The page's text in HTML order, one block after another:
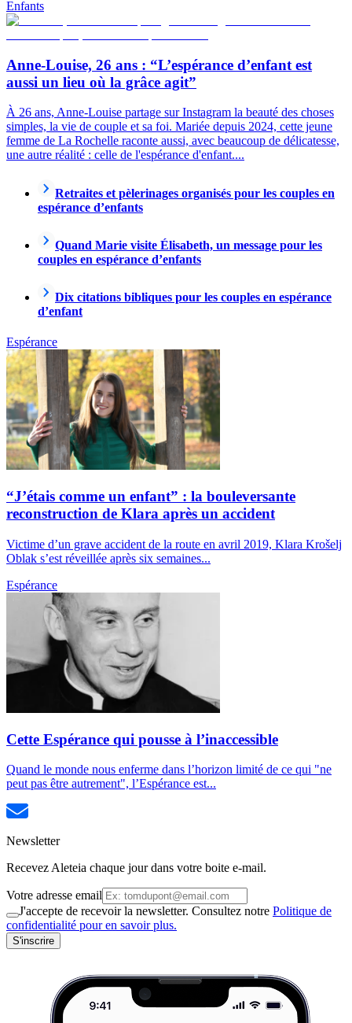
Enfants
Anne-Louise, 26 ans : “L’espérance d’enfant est
aussi un lieu où la grâce agit”
À 26 ans, Anne-Louise partage sur Instagram la beauté des choses
simples, la vie de couple et sa foi. Mariée depuis 2024, cette jeune
femme de La Rochelle raconte aussi, avec beaucoup de délicatesse,
une autre réalité : celle de l'espérance d'enfant....
Retraites et pèlerinages organisés pour les couples en
espérance d’enfants
Quand Marie visite Élisabeth, un message pour les
couples en espérance d’enfants
Dix citations bibliques pour les couples en espérance
d’enfant
Espérance
“J’étais comme un enfant” : la bouleversante
reconstruction de Klara après un accident
Victime d’un grave accident de la route en avril 2019, Klara Krošelj
Oblak s’est réveillée après six semaines...
Espérance
Cette Espérance qui pousse à l’inaccessible
Quand le monde nous enferme dans l’horizon limité de ce qui "ne
peut pas être autrement", l’Espérance est...
Newsletter
Recevez Aleteia chaque jour dans votre boite e-mail.
Votre adresse email
J'accepte de recevoir la newsletter. Consultez notre Politique de
confidentialité pour en savoir plus.
S'inscrire